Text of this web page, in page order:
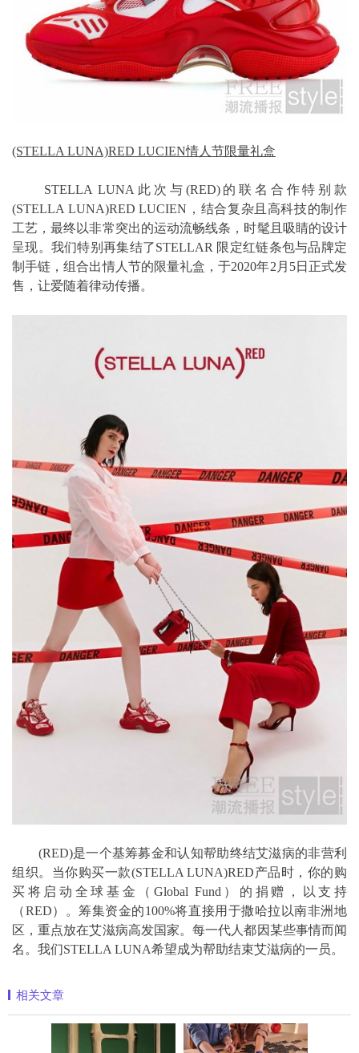
(STELLA LUNA)RED LUCIEN情人节限量礼盒
STELLA LUNA此次与(RED)的联名合作特别款
(STELLA LUNA)RED LUCIEN，结合复杂且高科技的制作
工艺，最终以非常突出的运动流畅线条，时髦且吸睛的设计
呈现。我们特别再集结了STELLAR 限定红链条包与品牌定
制手链，组合出情人节的限量礼盒，于2020年2月5日正式发
售，让爱随着律动传播。
(RED)是一个基筹募金和认知帮助终结艾滋病的非营利
组织。当你购买一款(STELLA LUNA)RED产品时，你的购
买将启动全球基金（Global Fund）的捐赠，以支持
（RED）。筹集资金的100%将直接用于撒哈拉以南非洲地
区，重点放在艾滋病高发国家。每一代人都因某些事情而闻
名。我们STELLA LUNA希望成为帮助结束艾滋病的一员。
相关文章